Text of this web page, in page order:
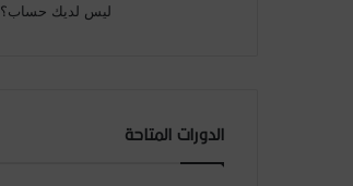
ليس لديك حساب؟
الدورات المتاحة